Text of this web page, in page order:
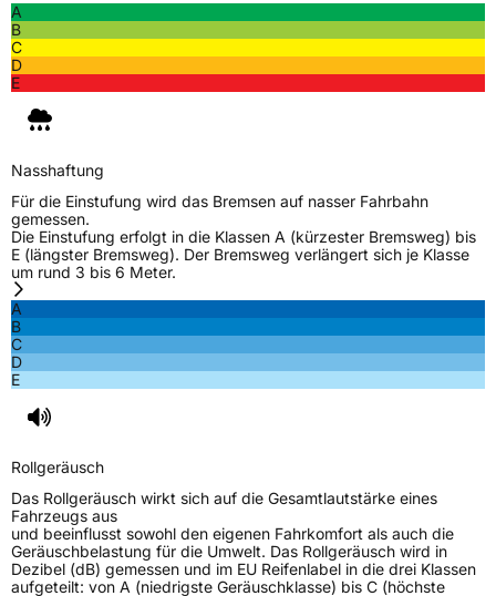
A
B
C
D
E
Nasshaftung
Für die Einstufung wird das Bremsen auf nasser Fahrbahn
gemessen.
Die Einstufung erfolgt in die Klassen A (kürzester Bremsweg) bis
E (längster Bremsweg). Der Bremsweg verlängert sich je Klasse
um rund 3 bis 6 Meter.
A
B
C
D
E
Rollgeräusch
Das Rollgeräusch wirkt sich auf die Gesamtlautstärke eines
Fahrzeugs aus
und beeinflusst sowohl den eigenen Fahrkomfort als auch die
Geräuschbelastung für die Umwelt. Das Rollgeräusch wird in
Dezibel (dB) gemessen und im EU Reifenlabel in die drei Klassen
aufgeteilt: von A (niedrigste Geräuschklasse) bis C (höchste